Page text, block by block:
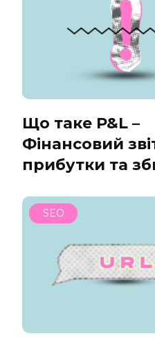
Що таке P&L –
Фінансовий
прибутки та
SEO